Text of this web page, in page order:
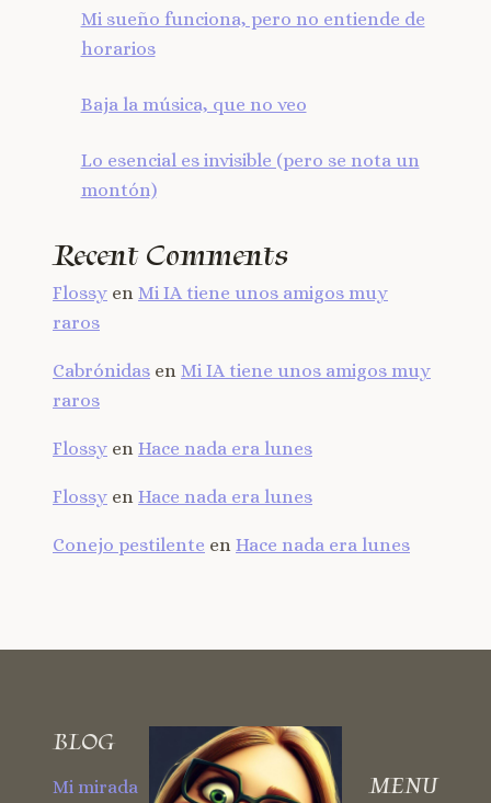
Mi sueño funciona, pero no entiende de
horarios
Baja la música, que no veo
Lo esencial es invisible (pero se nota un
montón)
Recent Comments
Flossy en Mi IA tiene unos amigos muy
raros
Cabrónidas en Mi IA tiene unos amigos muy
raros
Flossy en Hace nada era lunes
Flossy en Hace nada era lunes
Conejo pestilente en Hace nada era lunes
BLOG
Mi mirada MENU